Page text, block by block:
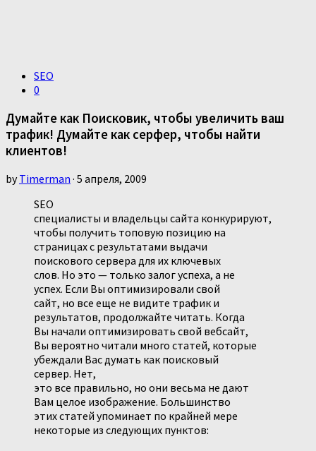
SEO
0
Думайте как Поисковик, чтобы увеличить ваш
трафик! Думайте как серфер, чтобы найти
клиентов!
byTimerman · 5 апреля, 2009
SEO
специалисты и владельцы сайта конкурируют,
чтобы получить топовую позицию на
страницах с результатами выдачи
поискового сервера для их ключевых
слов. Но это — только залог успеха, а не
успех. Если Вы оптимизировали свой
сайт, но все еще не видите трафик и
результатов, продолжайте читать. Когда
Вы начали оптимизировать свой вебсайт,
Вы вероятно читали много статей, которые
убеждали Вас думать как поисковый
сервер. Нет,
это все правильно, но они весьма не дают
Вам целое изображение. Большинство
этих статей упоминает по крайней мере
некоторые из следующих пунктов: